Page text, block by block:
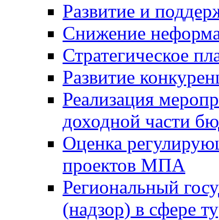
Развитие и
Снижение
Стратегическое
Развитие
Реализация
доходной части
Оценка
проектов МПА
Региональный
(надзор) в сфере